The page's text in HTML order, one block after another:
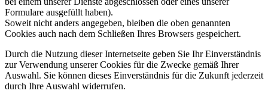
Formulare ausgefüllt haben).
Soweit nicht anders angegeben, bleiben die oben genannten
Cookies auch nach dem Schließen Ihres Browsers gespeichert.
Durch die Nutzung dieser Internetseite geben Sie Ihr Einverständnis
zur Verwendung unserer Cookies für die Zwecke gemäß Ihrer
Auswahl. Sie können dieses Einverständnis für die Zukunft jederzeit
durch Ihre Auswahl widerrufen.